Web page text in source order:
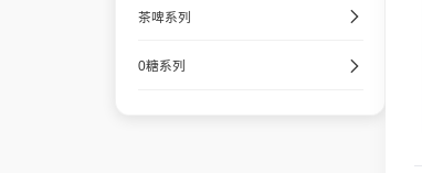
茶啤系列
0糖系列